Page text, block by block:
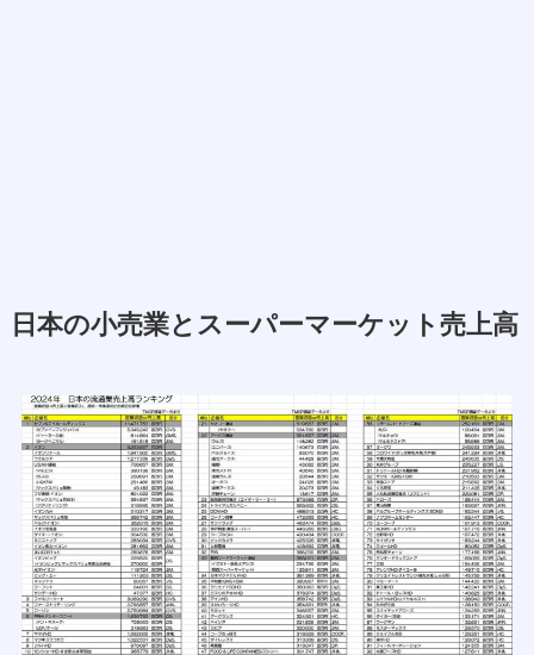
日本の小売業とスーパーマーケット売上高